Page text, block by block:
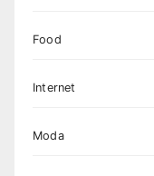
Food
Internet
Moda